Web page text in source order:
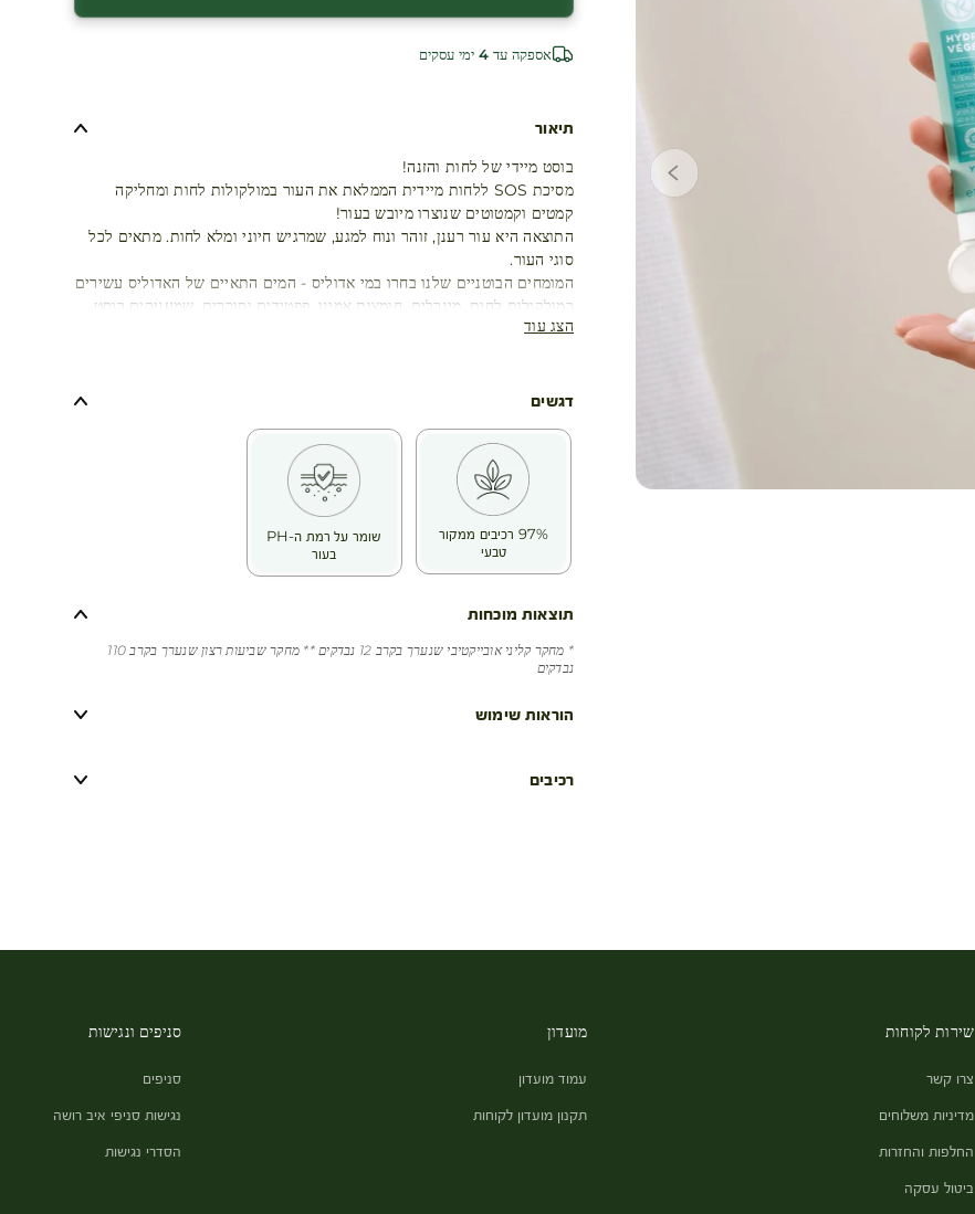
אספקה עד 4 ימי עסקים
תיאור
בוסט מיידי של לחות והזנה!
מסיכת SOS ללחות מיידית הממלאת את העור במולקולות לחות ומחליקה
קמטים וקמטוטים שנוצרו מיובש בעור!
התוצאה היא עור רענן, זוהר ונוח למגע, שמרגיש חיוני ומלא לחות. מתאים לכל
סוגי העור.
המומחים הבוטניים שלנו בחרו במי אדוליס - המים התאיים של האדוליס עשירים
במולקולות לחות, מינרלים, חומצות אמינו, פפטידים וסוכרים, שמעניקים בוסט
של לחות מיידית ומתמשכת לעור.
הצג עוד
דגשים
97% רכיבים ממקור
טבעי
שומר על רמת ה-PH
בעור
תוצאות מוכחות
* מחקר קליני אובייקטיבי שנערך בקרב 12 נבדקים ** מחקר שביעות רצון שנערך בקרב 110
נבדקים
הוראות שימוש
רכיבים
שירות לקוחות
צרו קשר
מדיניות משלוחים
החלפות והחזרות
ביטול עסקה
מועדון
עמוד מועדון
תקנון מועדון לקוחות
סניפים ונגישות
סניפים
נגישות סניפי איב רושה
הסדרי נגישות